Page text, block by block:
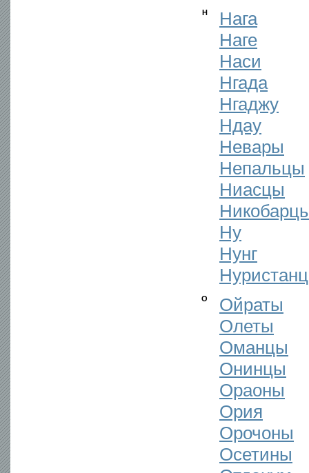
Н
Нага
Наге
Наси
Нгада
Нгаджу
Ндау
Невары
Непальцы
Ниасцы
Ну
Нунг
О
Ойраты
Олеты
Оманцы
Онинцы
Ораоны
Ория
Орочоны
Осетины